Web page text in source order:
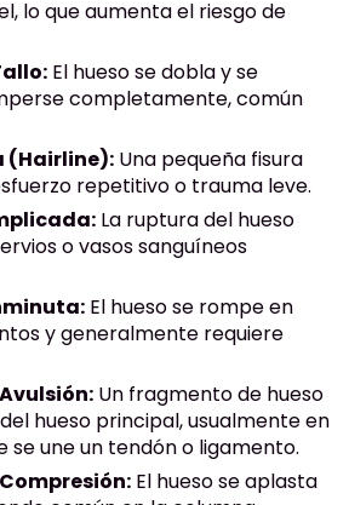
lo que aumenta el riesgo de
El hueso se dobla y se
completamente, común
(Hairline): Una pequeña fisura
repetitivo o trauma leve.
La ruptura del hueso
o vasos sanguíneos
El hueso se rompe en
y generalmente requiere
Un fragmento de hueso
hueso principal, usualmente en
se une un tendón o ligamento.
El hueso se aplasta